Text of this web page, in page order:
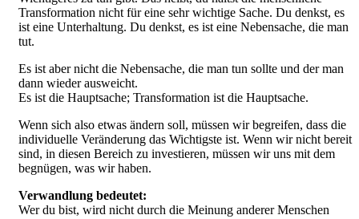
Transformation nicht für eine sehr wichtige Sache. Du denkst, es
ist eine Unterhaltung. Du denkst, es ist eine Nebensache, die man
tut.
Es ist aber nicht die Nebensache, die man tun sollte und der man
dann wieder ausweicht.
Es ist die Hauptsache; Transformation ist die Hauptsache.
Wenn sich also etwas ändern soll, müssen wir begreifen, dass die
individuelle Veränderung das Wichtigste ist. Wenn wir nicht bereit
sind, in diesen Bereich zu investieren, müssen wir uns mit dem
begnügen, was wir haben.
Verwandlung bedeutet:
Wer du bist, wird nicht durch die Meinung anderer Menschen